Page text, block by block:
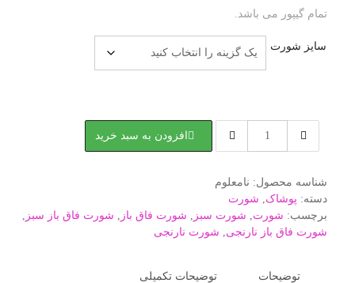
تمام گیپور می باشد.
سایز شورت
سبز
نارنجی
نیکورایی
افزودن به سبد خرید
شناسه محصول: نامعلوم
دسته: پوشاک, شورت
برچسب: شورت, شورت سبز , شورت فاق باز , شورت فاق باز سبز ,
شورت فاق باز نارنجی, شورت نارنجی
توضیحات توضیحات تکمیلی